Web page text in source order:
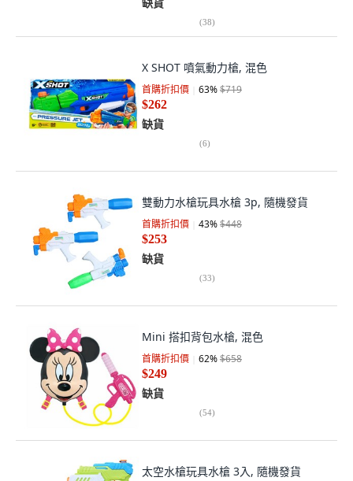
(38)
X SHOT 噴氣動力槍, 混色
首購折扣價 63%$719
$262
缺貨
(6)
雙動力水槍玩具水槍 3p, 隨機發貨
首購折扣價 43%$448
$253
缺貨
(33)
Mini 搭扣背包水槍, 混色
首購折扣價 62%$658
$249
缺貨
(54)
太空水槍玩具水槍 3入, 隨機發貨